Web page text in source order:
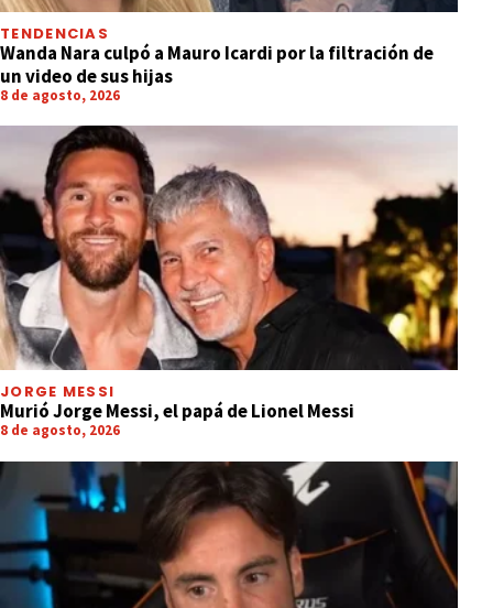
TENDENCIAS
Wanda Nara culpó a Mauro Icardi por la filtración de
un video de sus hijas
8 de agosto, 2026
JORGE MESSI
Murió Jorge Messi, el papá de Lionel Messi
8 de agosto, 2026